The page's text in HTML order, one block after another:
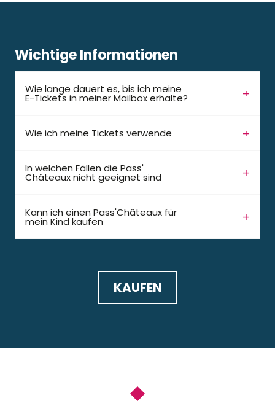
Wichtige Informationen
Wie lange dauert es, bis ich meine
E-Tickets in meiner Mailbox erhalte?
Wie ich meine Tickets verwende
In welchen Fällen die Pass'
Châteaux nicht geeignet sind
Kann ich einen Pass'Châteaux für
mein Kind kaufen
KAUFEN